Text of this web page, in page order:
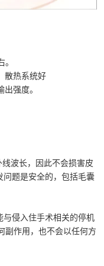
散热系统好
强度。
波长，因此不会损害皮
问题是安全的，包括毛囊
侵入住手术相关的停机
副作用，也不会以任何方